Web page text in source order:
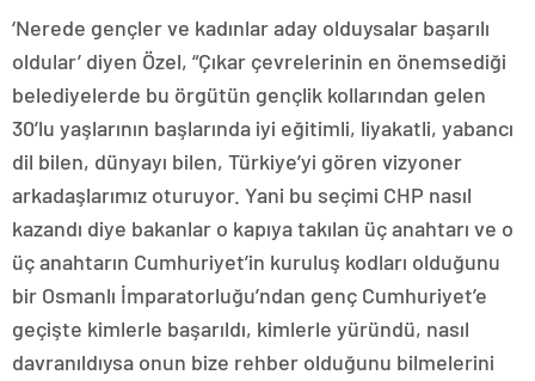
‘Nerede gençler ve kadınlar aday olduysalar başarılı
oldular’ diyen Özel, “Çıkar çevrelerinin en önemsediği
belediyelerde bu örgütün gençlik kollarından gelen
30’lu yaşlarının başlarında iyi eğitimli, liyakatli, yabancı
dil bilen, dünyayı bilen, Türkiye’yi gören vizyoner
arkadaşlarımız oturuyor. Yani bu seçimi CHP nasıl
kazandı diye bakanlar o kapıya takılan üç anahtarı ve o
üç anahtarın Cumhuriyet’in kuruluş kodları olduğunu
bir Osmanlı İmparatorluğu’ndan genç Cumhuriyet’e
geçişte kimlerle başarıldı, kimlerle yüründü, nasıl
davranıldıysa onun bize rehber olduğunu bilmelerini